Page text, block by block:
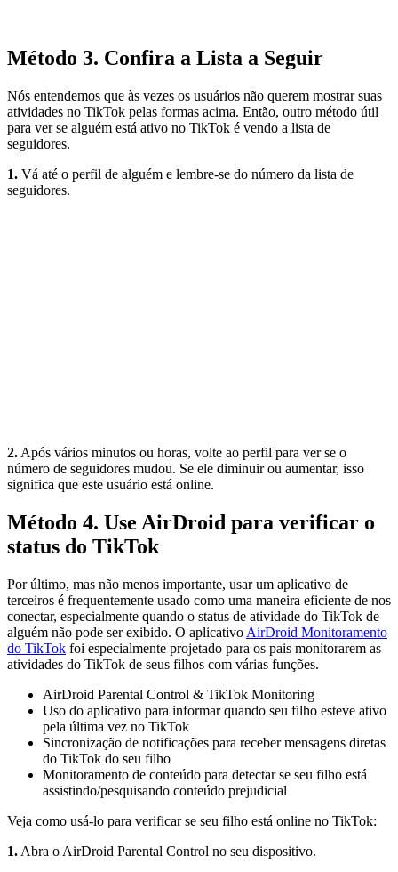
Método 3. Confira a Lista a Seguir
Nós entendemos que às vezes os usuários não querem mostrar suas
atividades no TikTok pelas formas acima. Então, outro método útil
para ver se alguém está ativo no TikTok é vendo a lista de
seguidores.
1. Vá até o perfil de alguém e lembre-se do número da lista de
seguidores.
2. Após vários minutos ou horas, volte ao perfil para ver se o
número de seguidores mudou. Se ele diminuir ou aumentar, isso
significa que este usuário está online.
Método 4. Use AirDroid para verificar o
status do TikTok
Por último, mas não menos importante, usar um aplicativo de
terceiros é frequentemente usado como uma maneira eficiente de nos
conectar, especialmente quando o status de atividade do TikTok de
alguém não pode ser exibido. O aplicativo AirDroid Monitoramento
do TikTok foi especialmente projetado para os pais monitorarem as
atividades do TikTok de seus filhos com várias funções.
AirDroid Parental Control & TikTok Monitoring
Uso do aplicativo para informar quando seu filho esteve ativo
pela última vez no TikTok
Sincronização de notificações para receber mensagens diretas
do TikTok do seu filho
Monitoramento de conteúdo para detectar se seu filho está
assistindo/pesquisando conteúdo prejudicial
Veja como usá-lo para verificar se seu filho está online no TikTok:
1. Abra o AirDroid Parental Control no seu dispositivo.